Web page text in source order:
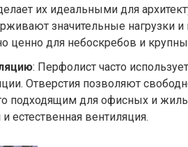
их идеальными для
значительные нагрузки
ценно для небоскребов и
: Перфолист часто
Отверстия позволяют
подходящим для офисных и
естественная вентиляция.